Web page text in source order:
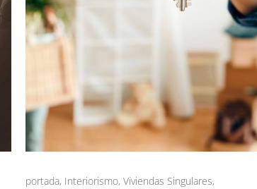
portada, Interiorismo,Viviendas Singulares,